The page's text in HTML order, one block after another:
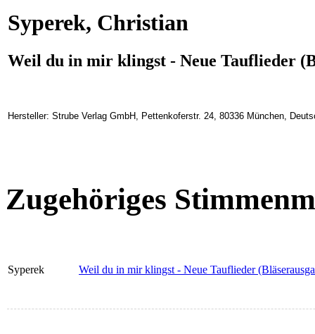
Syperek, Christian
Weil du in mir klingst - Neue Tauflieder
Hersteller: Strube Verlag GmbH, Pettenkoferstr. 24, 80336 München,
Zugehöriges
Syperek Weil du in mir klingst - Neue Tauflieder